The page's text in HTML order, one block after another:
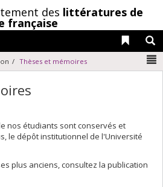
des littératures de
française
Liens
Thèses et mémoires
nos étudiants sont conservés et
le dépôt institutionnel de l'Université
plus anciens, consultez la publication